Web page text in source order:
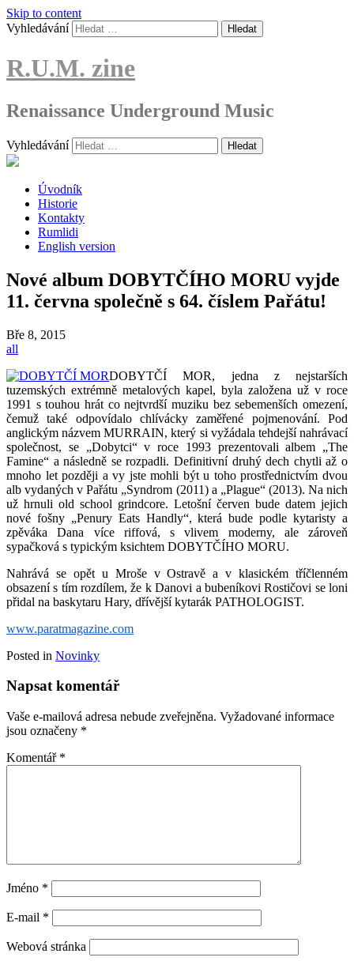
Skip to content
Vyhledávání
R.U.M. zine
Renaissance Underground Music
Vyhledávání
Úvodník
Historie
Kontakty
Rumlidi
English version
Nové album DOBYTČÍHO MORU vyjde
11. června společně s 64. číslem Pařátu!
Bře 8, 2015
all
DOBYTČÍ MOR, jedna z nejstarších
tuzemských extrémně metalových kapel, byla založena už v roce
1991 s touhou hrát co nejtvrdší muziku bez sebemenších omezení,
čemuž také odpovídalo chlívácky zaměřené pojmenování. Pod
anglickým názvem MURRAIN, který si vyžádala tehdejší nahrávací
společnost, se „Dobytci“ v roce 1993 prezentovali albem „The
Famine“ a následně se rozpadli. Definitivní druhý dech chytli až o
mnoho let později a vy jste mohli být u toho prostřednictvím dvou
alb vydaných v Pařátu „Syndrom (2011) a „Plague“ (2013). Na nich
už hrnuli old school grindcore. Letošní červen bude datem jejich
nové fošny „Penury Eats Handly“, která bude podle kytaristy a
zpěváka Dana více riffová, s vlivem moderny, ale zároveň
sypačková s typickým ksichtem DOBYTČÍHO MORU.
Nahrává se opět u Mroše v Ostravě a v klasickém tříčlenném
obsazení s tím rozdílem, že k Danovi a bubeníkovi Rostičovi se loni
přidal na baskytaru Hary, dřívější kytarák PATHOLOGIST.
www.paratmagazine.com
Posted in Novinky
Napsat komentář
Vaše e-mailová adresa nebude zveřejněna. Vyžadované informace
jsou označeny *
Komentář *
Jméno *
E-mail *
Webová stránka